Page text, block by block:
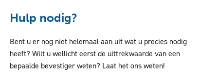
Hulp nodig?
Bent u er nog niet helemaal aan uit wat u precies nodig
heeft? Wilt u wellicht eerst de uittrekwaarde van een
bepaalde bevestiger weten? Laat het ons weten!